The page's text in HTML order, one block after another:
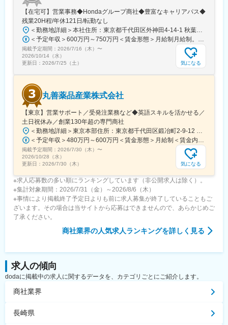
【在宅可】営業事務◆Hondaグループ商社◆豊富なキャリアパス◆
残業20H程/年休121日/転勤なし
＜勤務地詳細＞本社住所：東京都千代田区外神田4-14-1 秋葉原UDX南ウイング18F勤務地最寄駅：JR山手線・総武線／秋葉原駅受動喫煙対策：屋内全面禁煙変更の範囲：会社の定める事業所（リモートワーク含む）
＜予定年収＞600万円～750万円＜賃金形態＞月給制月給制。賞与昨年支給実績6.7ヶ月分。＜賃金内訳＞月額（基本給）：300,000円～410,000円＜月給＞300,000円～410,000円＜昇給有無＞有＜残業手当＞有＜給与補足＞賞与は直近3年間の平均で6.5か月分支給として計算。全社平均である20時間分の時間外手当含む。時間外手当は1分単位で支給。賃金はあくまでも目安の金額であり、選考を通じて上下する可能性があります。月給(月額)は固定手当を含めた表記です。
掲載予定期間： 2026/7/16（木） 〜
2026/10/14（水）
更新日： 2026/7/25（土） 気になる
丸善薬品産業株式会社
【東京】営業サポート／受発注業務など◆英語スキルを活かせる／
土日祝休み／創業130年超の専門商社
＜勤務地詳細＞東京本部住所：東京都千代田区鍛冶町2-9-12 神田徳力ビル6F勤務地最寄駅：各線／神田駅受動喫煙対策：屋内喫煙可能場所あり変更の範囲：会社の定める事業所
＜予定年収＞480万円～600万円＜賃金形態＞月給制＜賃金内訳＞月額（基本給）：270,000円～334,000円その他固定手当/月：10,000円＜月給＞280,000円～344,000円＜昇給有無＞有＜残業手当＞有＜給与補足＞■賞与：年2回〇25歳（入社4年目・スタッフ2） 年収590万円○30歳（入社9年目・スタッフ3） 年収700万円○35歳（リーダー候補） 年収760万円〇40歳（リーダー） 年収830万円○45歳（管理職候補） 年収860万円賃金はあくまでも目安の金額であり、選考を通じて上下する可能性があります。月給(月額)は固定手当を含めた表記です。
掲載予定期間： 2026/7/30（木） 〜
2026/10/28（水）
更新日： 2026/7/30（木） 気になる
※求人応募数の多い順にランキングしています（非公開求人は除く）。
※集計対象期間：2026/7/31（金）～2026/8/6（木）
※事情により掲載終了予定日よりも前に求人募集が終了していることもご
ざいます。その場合は当サイトから応募はできませんので、あらかじめご
了承ください。
商社業界の人気求人ランキングを詳しく見る
求人の傾向
dodaに掲載中の求人に関するデータを、カテゴリごとにご紹介します。
商社業界
長崎県